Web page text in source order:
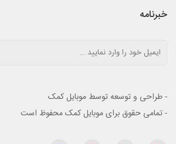
خبرنامه
- طراحی و توسعه توسط موبایل کمک
- تمامی حقوق برای موبایل کمک محفوظ است